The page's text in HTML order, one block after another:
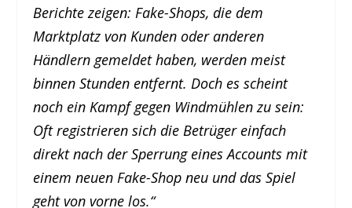
Berichte zeigen: Fake-Shops, die dem
Marktplatz von Kunden oder anderen
Händlern gemeldet haben, werden meist
binnen Stunden entfernt. Doch es scheint
noch ein Kampf gegen Windmühlen zu sein:
Oft registrieren sich die Betrüger einfach
direkt nach der Sperrung eines Accounts mit
einem neuen Fake-Shop neu und das Spiel
geht von vorne los.“